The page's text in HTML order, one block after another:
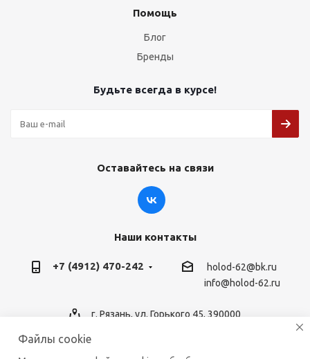
Помощь
Блог
Бренды
Будьте всегда в курсе!
Оставайтесь на связи
Наши контакты
+7 (4912) 470-242
holod-62@bk.ru
info@holod-62.ru
г. Рязань, ул. Горького 45, 390000
Файлы cookie